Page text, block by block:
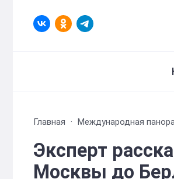
Главная Международная
Эксперт
Москвы до